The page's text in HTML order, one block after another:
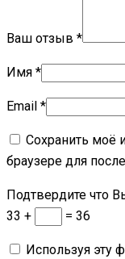
Ваш отзыв *
Имя *
Email *
Сохранить моё
браузере для
Подтвердите что
33 +
= 36
Используя эту